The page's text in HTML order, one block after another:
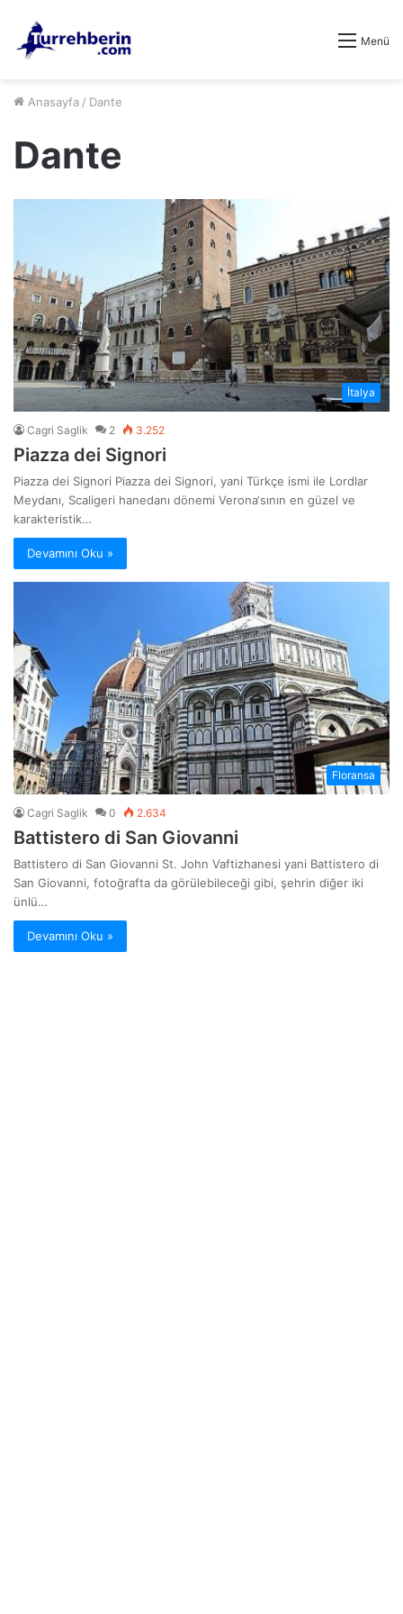
Menü
Anasayfa / Dante
Dante
İtalya
Cagri Saglik 2 3.252
Piazza dei Signori
Piazza dei Signori Piazza dei Signori, yani Türkçe ismi ile Lordlar
Meydanı, Scaligeri hanedanı dönemi Verona‘sının en güzel ve
karakteristik…
Devamını Oku »
Floransa
Cagri Saglik 0 2.634
Battistero di San Giovanni
Battistero di San Giovanni St. John Vaftizhanesi yani Battistero di
San Giovanni, fotoğrafta da görülebileceği gibi, şehrin diğer iki
ünlü…
Devamını Oku »